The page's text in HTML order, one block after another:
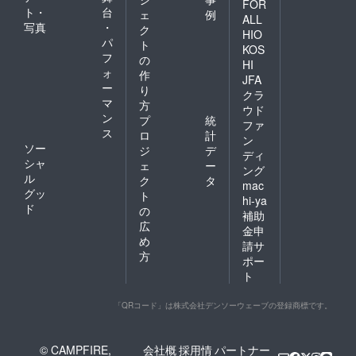
式会社
どや 〒
ト・
写真
台
・
パ
フ
ォ
ー
マ
ン
ス
ソー
シャ
ル
グッ
ド
ェ
ク
ト
の
作
り
方
例
プ
ロ
ジ
ェ
ク
ト
の
広
め
方
統
計
デ
ー
タ
FOR
ALL
HIO
KOS
HI
JFA
クラ
ウド
ファ
ン
ディ
ング
mac
hi-ya
補助
金申
請サ
ポー
ト
「QRコード」は株式会社デンソーウェーブの登録商標です。
© CAMPFIRE, 会社概採用情パートナー